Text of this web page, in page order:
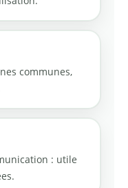
communes,
: utile